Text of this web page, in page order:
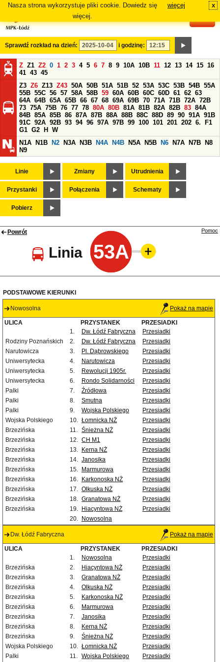
Nasza strona wykorzystuje pliki cookie. Dowiedz się
więcej.
więcej x
Sprawdź rozkład na dzień: i godzinę:
Z Z1 Z2 0 1 2 3 4 5 6 7 8 9 10A 10B 11 12 13 14 15 16
41 43 45
Z3 Z6 Z13 Z43 50A 50B 51A 51B 52 53A 53C 53B 54B 55A
55B 55C 56 57 58A 58B 59 60A 60B 60C 60D 61 62 63
64A 64B 65A 65B 66 67 68 69A 69B 70 71A 71B 72A 72B
73 75A 75B 76 77 78 80A 80B 81A 81B 82A 82B 83 84A
84B 85A 85B 86 87A 87B 88A 88B 88C 88D 89 90 91A 91B
91C 92A 92B 93 94 96 97A 97B 99 100 101 201 202 6.
F1
G1 G2 H
W
N1A
N1B N2 N3A N3B N4A N4B N5A N5B N6 N7A N7B
N8
N9
Linie Zmiany Utrudnienia
Przystanki Połączenia Schematy
Pobierz
Powrót
Linia 53A
Pomoc
PODSTAWOWE KIERUNKI
Nowosolna Pokaż na mapie
ULICA PRZYSTANEK
PRZESIADKI
1.
Dw. Łódź Fabryczna
Przesiadki
Rodziny Poznańskich
2. Dw. Łódź Fabryczna
Przesiadki
Narutowicza
3. Pl. Dąbrowskiego
Przesiadki
Uniwersytecka
4. Narutowicza
Przesiadki
Uniwersytecka
5. Rewolucji 1905r.
Przesiadki
Uniwersytecka
6. Rondo Solidarności
Przesiadki
Palki
7. Źródłowa
Przesiadki
Palki
8. Smutna
Przesiadki
Palki
9. Wojska Polskiego
Przesiadki
Wojska Polskiego
10. Łomnicka NŻ
Przesiadki
Brzezińska
11. Śnieżna NŻ
Przesiadki
Brzezińska
12. CH M1
Przesiadki
Brzezińska
13. Kerna NŻ
Przesiadki
Brzezińska
14. Janosika
Przesiadki
Brzezińska
15. Marmurowa
Przesiadki
Brzezińska
16. Karkonoska NŻ
Przesiadki
Brzezińska
17. Olkuska NŻ
Przesiadki
Brzezińska
18. Granatowa NŻ
Przesiadki
Brzezińska
19. Hiacyntowa NŻ
Przesiadki
20.
Nowosolna
Dw. Łódź Fabryczna Pokaż na mapie
ULICA PRZYSTANEK
PRZESIADKI
1.
Nowosolna
Przesiadki
Brzezińska
2. Hiacyntowa NŻ
Przesiadki
Brzezińska
3. Granatowa NŻ
Przesiadki
Brzezińska
4. Olkuska NŻ
Przesiadki
Brzezińska
5. Karkonoska NŻ
Przesiadki
Brzezińska
6. Marmurowa
Przesiadki
Brzezińska
7. Janosika
Przesiadki
Brzezińska
8. Kerna NŻ
Przesiadki
Brzezińska
9. Śnieżna NŻ
Przesiadki
Wojska Polskiego
10. Łomnicka NŻ
Przesiadki
Palki
11. Wojska Polskiego Przesiadki